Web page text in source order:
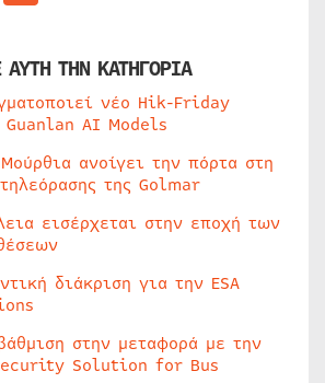
ΤΗΝ ΚΑΤΗΓΟΡΙΑ
νέο Hik-Friday
AI Models
ανοίγει την πόρτα στη
της Golmar
εισέρχεται στην εποχή των
διάκριση για την ESA
στην μεταφορά με την
Solution for Bus